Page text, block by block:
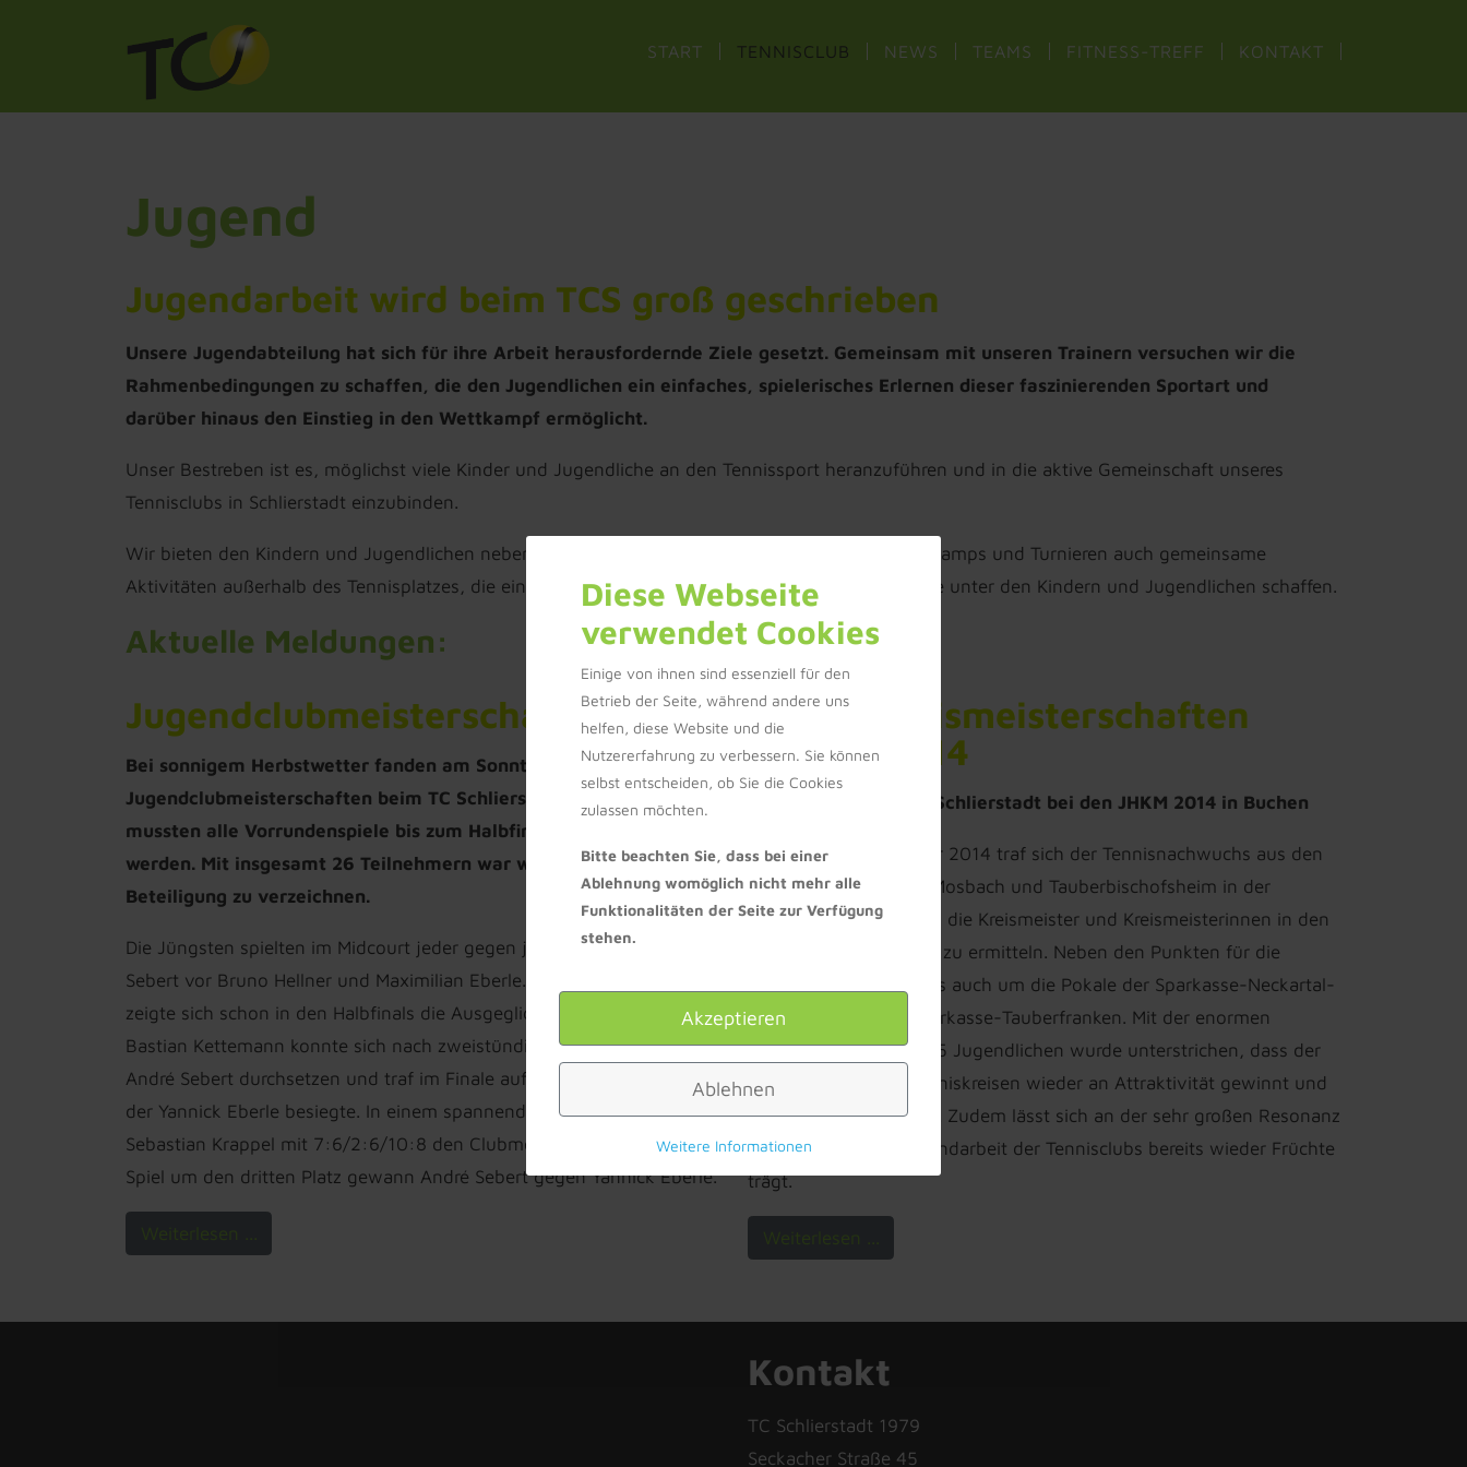
START TENNISCLUB NEWS TEAMS FITNESS-TREFF KONTAKT
Jugend
Jugendarbeit wird beim TCS groß geschrieben
Unsere Jugendabteilung hat sich für ihre Arbeit herausfordernde Ziele gesetzt. Gemeinsam mit unseren Trainern versuchen wir die
Rahmenbedingungen zu schaffen, die den Jugendlichen ein einfaches, spielerisches Erlernen dieser faszinierenden Sportart und
darüber hinaus den Einstieg in den Wettkampf ermöglicht.
Unser Bestreben ist es, möglichst viele Kinder und Jugendliche an den Tennissport heranzuführen und in die aktive Gemeinschaft unseres
Tennisclubs in Schlierstadt einzubinden.
Wir bieten den Kindern und Jugendlichen neben einem ausgefeilten Trainingskonzept, Trainingscamps und Turnieren auch gemeinsame
Aktivitäten außerhalb des Tennisplatzes, die eine harmonische und freundschaftliche Atmosphäre unter den Kindern und Jugendlichen schaffen.
Aktuelle Meldungen:
Jugendclubmeisterschaften 2015
Bei sonnigem Herbstwetter fanden am Sonntag die Finalspiele der
Jugendclubmeisterschaften beim TC Schlierstadt statt. Im Vorfeld
mussten alle Vorrundenspiele bis zum Halbfinale ausgetragen
werden. Mit insgesamt 26 Teilnehmern war wieder eine tolle
Beteiligung zu verzeichnen.
Die Jüngsten spielten im Midcourt jeder gegen jeden. Hier siegte Felix
Sebert vor Bruno Hellner und Maximilian Eberle. Bei den U12 Junioren
zeigte sich schon in den Halbfinals die Ausgeglichenheit der Spieler.
Bastian Kettemann konnte sich nach zweistündigem Kampf gegen
André Sebert durchsetzen und traf im Finale auf Sebastian Krappel,
der Yannick Eberle besiegte. In einem spannenden Finale konnte sich
Sebastian Krappel mit 7:6/2:6/10:8 den Clubmeistertitel sichern. Das
Spiel um den dritten Platz gewann André Sebert gegen Yannick Eberle.
Jugendkreismeisterschaften
Winter 2014
Drei Titel für den TC Schlierstadt bei den JHKM 2014 in Buchen
Vom 03. bis 05. Januar 2014 traf sich der Tennisnachwuchs aus den
Sportkreisen Buchen, Mosbach und Tauberbischofsheim in der
Tennishalle Buchen um die Kreismeister und Kreismeisterinnen in den
jeweiligen Jahrgängen zu ermitteln. Neben den Punkten für die
Leistungsklasse ging es auch um die Pokale der Sparkasse-Neckartal-
Odenwald und der Sparkasse-Tauberfranken. Mit der enormen
Teilnehmerzahl von 105 Jugendlichen wurde unterstrichen, dass der
Tennissport in den Tenniskreisen wieder an Attraktivität gewinnt und
auf dem Vormarsch ist. Zudem lässt sich an der sehr großen Resonanz
ablesen, dass die Jugendarbeit der Tennisclubs bereits wieder Früchte
trägt.
Kontakt
TC Schlierstadt 1979
Seckacher Straße 45
Diese Webseite
verwendet Cookies
Einige von ihnen sind essenziell für den
Betrieb der Seite, während andere uns
helfen, diese Website und die
Nutzererfahrung zu verbessern. Sie können
selbst entscheiden, ob Sie die Cookies
zulassen möchten.
Bitte beachten Sie, dass bei einer
Ablehnung womöglich nicht mehr alle
Funktionalitäten der Seite zur Verfügung
stehen.
Akzeptieren
Ablehnen
Weitere Informationen